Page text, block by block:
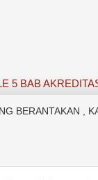
5 BAB
BERANTAKAN ,